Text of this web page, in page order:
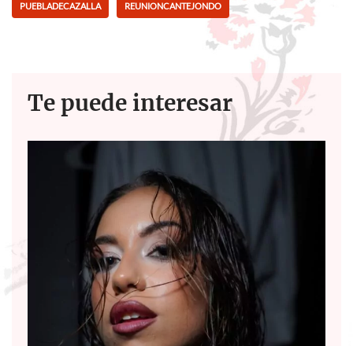
o
p
PUEBLADECAZALLA REUNIONCANTEJONDO
Te puede interesar